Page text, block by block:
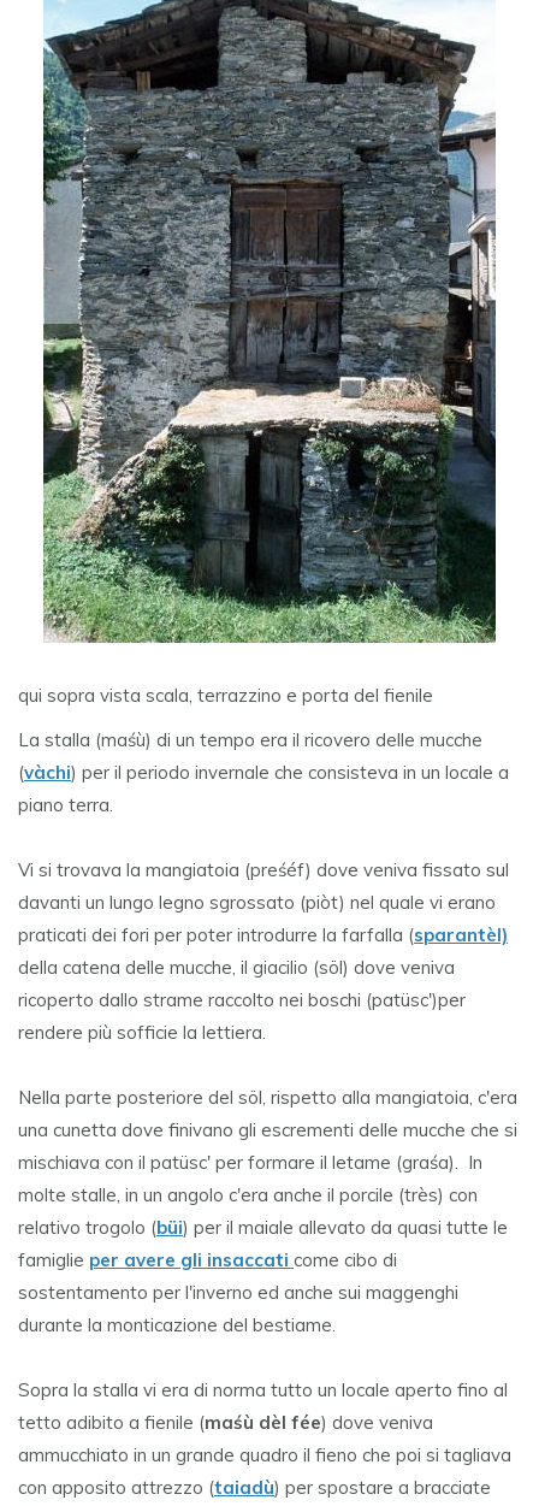
qui sopra vista scala, terrazzino e porta del fienile
La stalla (maśù) di un tempo era il ricovero delle mucche
(vàchi) per il periodo invernale che consisteva in un locale a
piano terra.
Vi si trovava la mangiatoia (preśéf) dove veniva fissato sul
davanti un lungo legno sgrossato (piòt) nel quale vi erano
praticati dei fori per poter introdurre la farfalla (sparantèl)
della catena delle mucche, il giacilio (söl) dove veniva
ricoperto dallo strame raccolto nei boschi (patüsc')per
rendere più sofficie la lettiera.
Nella parte posteriore del söl, rispetto alla mangiatoia, c'era
una cunetta dove finivano gli escrementi delle mucche che si
mischiava con il patüsc' per formare il letame (graśa). In
molte stalle, in un angolo c'era anche il porcile (très) con
relativo trogolo (büi) per il maiale allevato da quasi tutte le
famiglie per avere gli insaccati come cibo di
sostentamento per l'inverno ed anche sui maggenghi
durante la monticazione del bestiame.
Sopra la stalla vi era di norma tutto un locale aperto fino al
tetto adibito a fienile (maśù dèl fée) dove veniva
ammucchiato in un grande quadro il fieno che poi si tagliava
con apposito attrezzo (taiadù) per spostare a bracciate